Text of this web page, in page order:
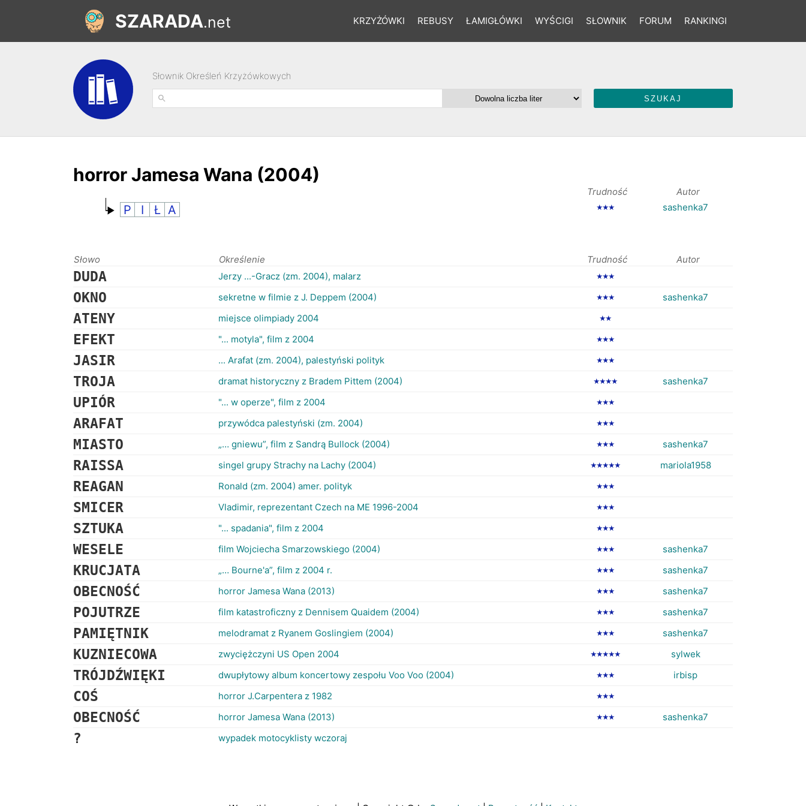
KRZYŻÓWKI REBUSY ŁAMIGŁÓWKI WYŚCIGI SŁOWNIK FORUM RANKINGI
SZARADA.net
Słownik Określeń Krzyżówkowych
horror Jamesa Wana (2004)
Trudność Autor
P I Ł A ★★★ sashenka7
Słowo Określenie Trudność Autor
DUDA Jerzy ...-Gracz (zm. 2004), malarz ★★★
OKNO sekretne w filmie z J. Deppem (2004) ★★★ sashenka7
ATENY miejsce olimpiady 2004 ★★
EFEKT "... motyla", film z 2004 ★★★
JASIR ... Arafat (zm. 2004), palestyński polityk ★★★
TROJA dramat historyczny z Bradem Pittem (2004) ★★★★ sashenka7
UPIÓR "... w operze", film z 2004 ★★★
ARAFAT przywódca palestyński (zm. 2004) ★★★
MIASTO „… gniewu”, film z Sandrą Bullock (2004) ★★★ sashenka7
RAISSA singel grupy Strachy na Lachy (2004) ★★★★★ mariola1958
REAGAN Ronald (zm. 2004) amer. polityk ★★★
SMICER Vladimir, reprezentant Czech na ME 1996-2004 ★★★
SZTUKA "... spadania", film z 2004 ★★★
WESELE film Wojciecha Smarzowskiego (2004) ★★★ sashenka7
KRUCJATA „… Bourne'a”, film z 2004 r. ★★★ sashenka7
OBECNOŚĆ horror Jamesa Wana (2013) ★★★ sashenka7
POJUTRZE film katastroficzny z Dennisem Quaidem (2004) ★★★ sashenka7
PAMIĘTNIK melodramat z Ryanem Goslingiem (2004) ★★★ sashenka7
KUZNIECOWA zwyciężczyni US Open 2004 ★★★★★ sylwek
TRÓJDŹWIĘKI dwupłytowy album koncertowy zespołu Voo Voo (2004) ★★★ irbisp
COŚ horror J.Carpentera z 1982 ★★★
OBECNOŚĆ horror Jamesa Wana (2013) ★★★ sashenka7
? wypadek motocyklisty wczoraj